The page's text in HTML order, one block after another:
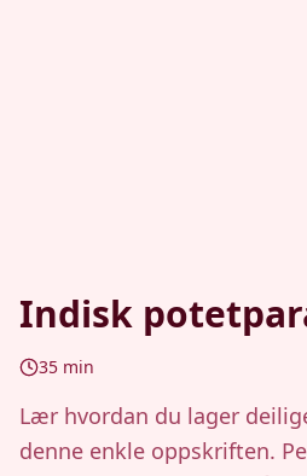
Indisk
35 min
Lær hvordan du lager
denne enkle oppskriften.